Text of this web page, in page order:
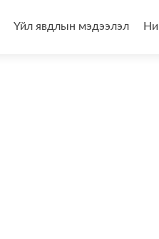
Үйл явдлын мэдээлэл